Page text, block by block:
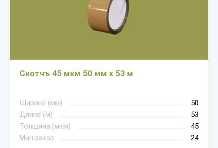
Скотчъ 45 мкм 50 мм х 53 м
Ширина (мм)
50
Длина (м)
53
Толщина (мкм)
45
Мин.заказ
24